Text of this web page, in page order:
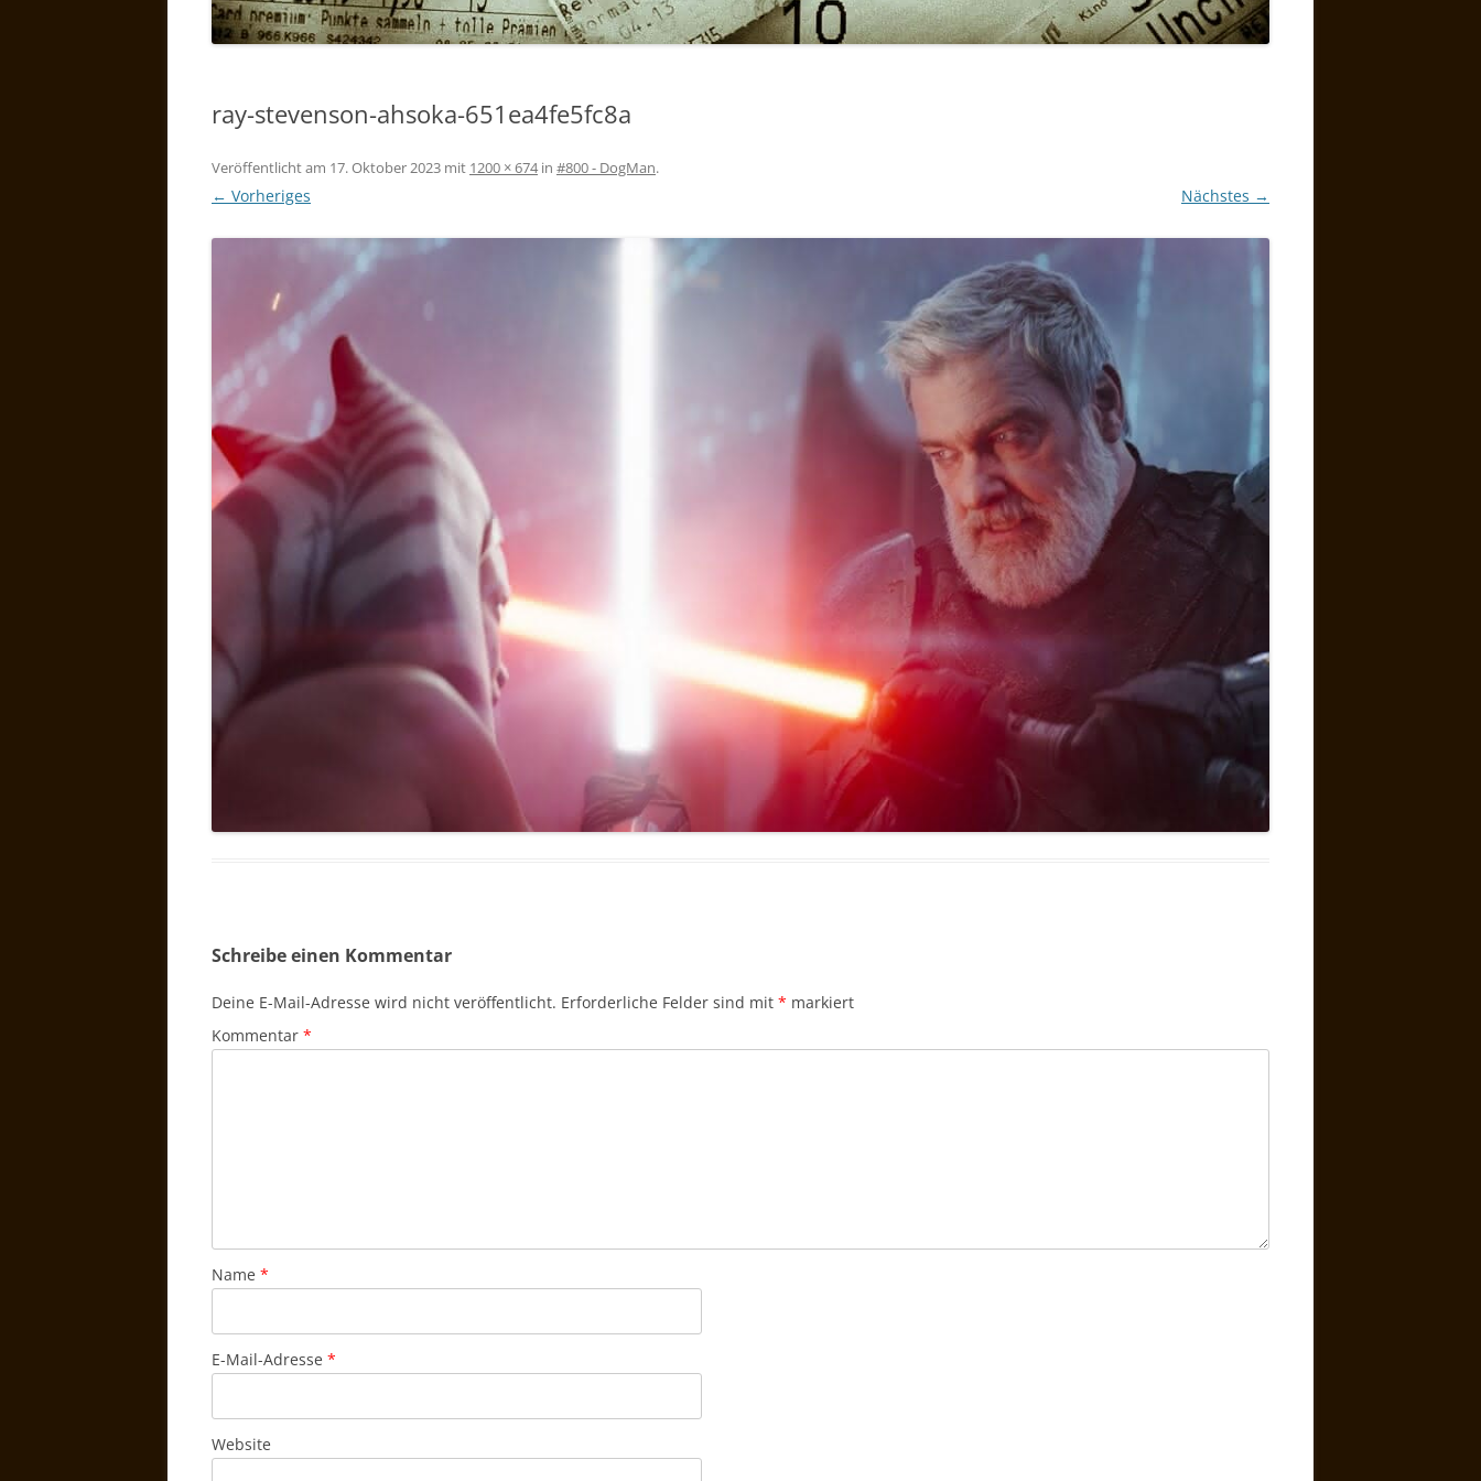
ray-stevenson-ahsoka-651ea4fe5fc8a
Veröffentlicht am 17. Oktober 2023 mit 1200 × 674in #800 - DogMan.
← Vorheriges Nächstes →
Schreibe einen Kommentar
Deine E-Mail-Adresse wird nicht veröffentlicht. Erforderliche Felder sind mit * markiert
Kommentar *
Name *
E-Mail-Adresse *
Website